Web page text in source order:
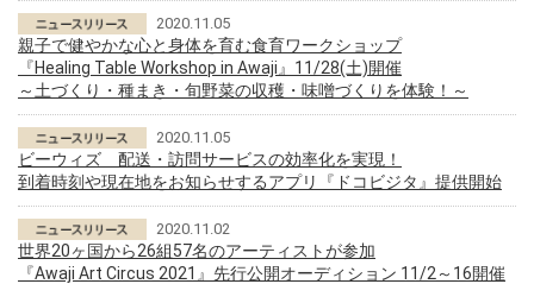
2020.11.05
親子で健やかな心と身体を育む食育ワークショップ
『Healing Table Workshop in Awaji』11/28(土)開催
～土づくり・種まき・旬野菜の収穫・味噌づくりを体験！～
2020.11.05
ビーウィズ 配送・訪問サービスの効率化を実現！
到着時刻や現在地をお知らせするアプリ『ドコビジタ』提供開始
2020.11.02
世界20ヶ国から26組57名のアーティストが参加
『Awaji Art Circus 2021』先行公開オーディション 11/2～16開催